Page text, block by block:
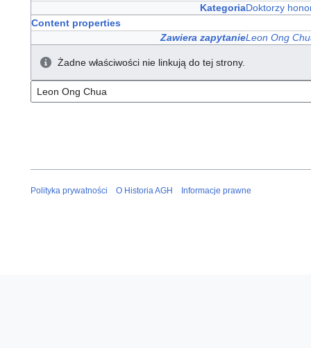
KategoriaDoktorzy
Content properties
Zawiera zapytanieLeon Ong
Żadne właściwości nie linkują do tej strony.
Polityka prywatności O Historia AGH Informacje prawne